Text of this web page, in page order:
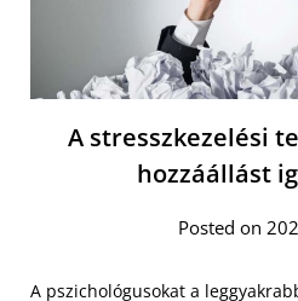
A stresszkezelési
hozzáállást
Posted on
A pszichológusokat a